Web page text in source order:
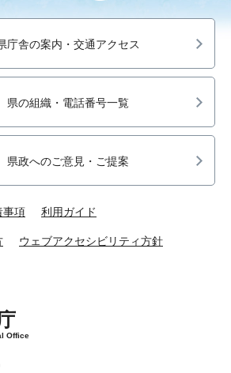
庁舎の案内・交通アクセス
県の組織・電話番号一覧
県政へのご意見・ご提案
事項 利用ガイド
ウェブアクセシビリティ方針
Office